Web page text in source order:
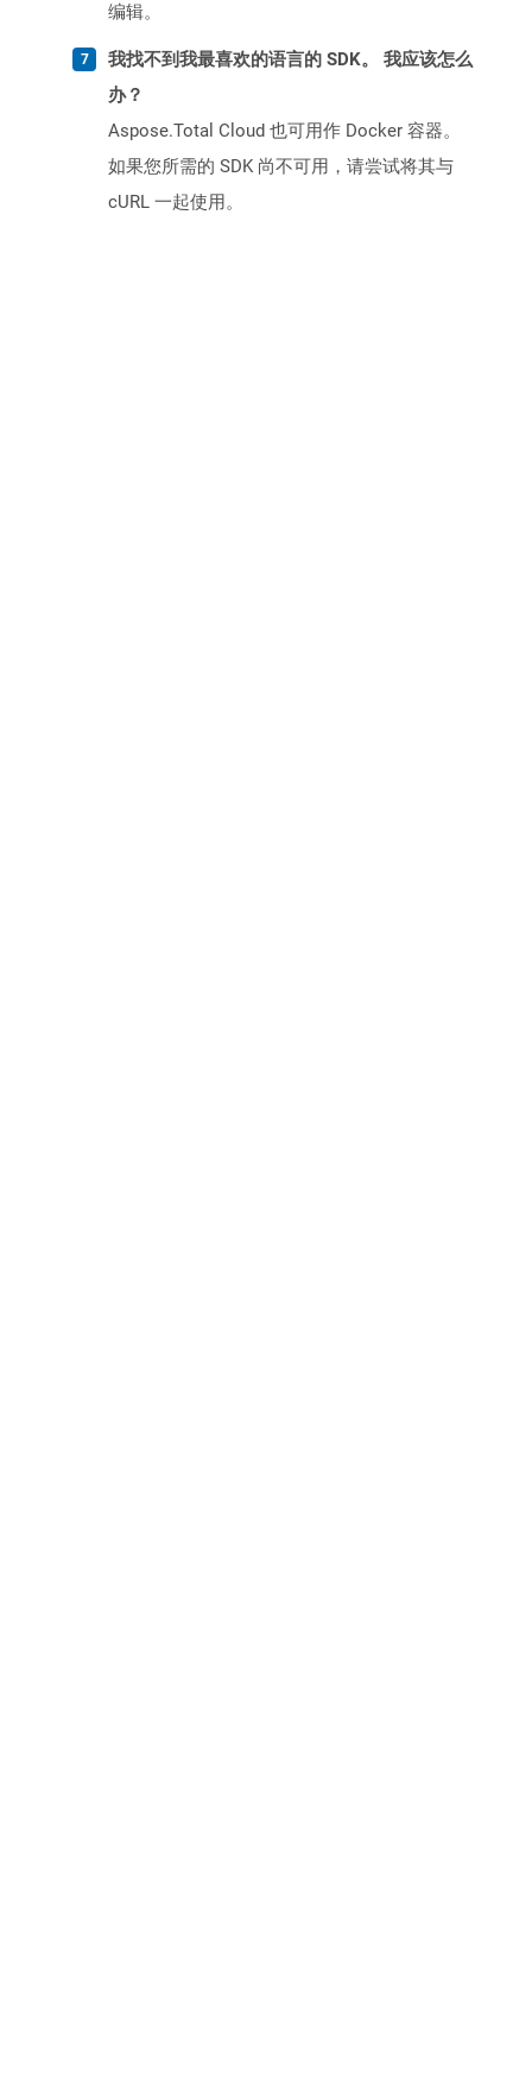
编辑。
我找不到我最喜欢的语言的 SDK。 我应该怎么
办？
Aspose.Total Cloud 也可用作 Docker 容器。
如果您所需的 SDK 尚不可用，请尝试将其与
cURL 一起使用。